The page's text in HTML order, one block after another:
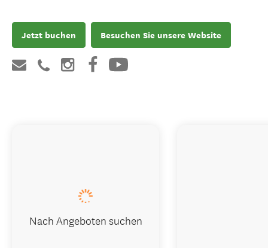
Jetzt buchen Besuchen Sie unsere Website
Nach Angeboten suchen